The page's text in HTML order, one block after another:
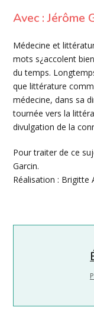
Avec : Jérôme
Médecine et
mots s¿accolent
du temps.
que littérature
médecine, dans sa
tournée vers la
divulgation de la
Pour traiter de ce
Garcin.
Réalisation : Brigitte